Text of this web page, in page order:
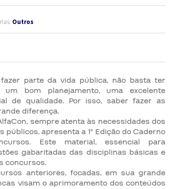
Outros
parte da vida pública, não basta ter
bom planejamento, uma excelente
de qualidade. Por isso, saber fazer as
diferença.
sempre atenta às necessidades dos
apresenta a 1ª Edição do Caderno
Este material, essencial para
gabaritadas das disciplinas básicas e
concursos.
anteriores, focadas, em sua grande
visam o aprimoramento dos conteúdos